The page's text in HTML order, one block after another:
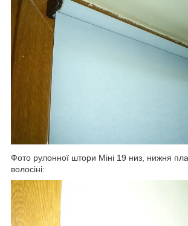
Фото рулонної штори Міні 19 низ, нижня
волосіні: